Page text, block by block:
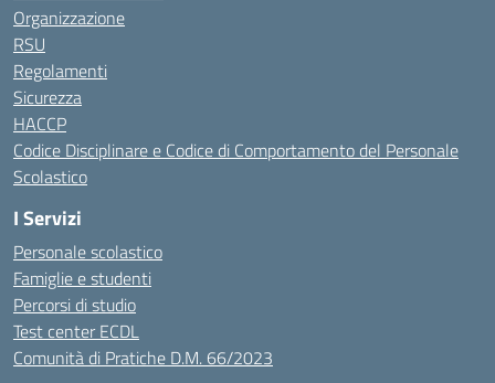
Organizzazione
RSU
Regolamenti
Sicurezza
HACCP
Codice Disciplinare e Codice di Comportamento del Personale
Scolastico
I Servizi
Personale scolastico
Famiglie e studenti
Percorsi di studio
Test center ECDL
Comunità di Pratiche D.M. 66/2023